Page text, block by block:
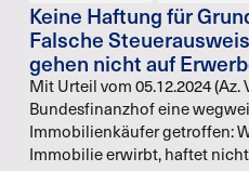
Keine Haftung für
Falsche
gehen nicht auf
Mit Urteil vom 05.12.2024 (Az.
Bundesfinanzhof eine
Immobilienkäufer getroffen:
Immobilie erwirbt, haftet nicht